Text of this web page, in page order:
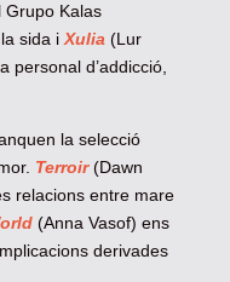
Grupo Kalas
la sida iXulia(Lur
personal d’addicció,
la selecció
Terroir(Dawn
relacions entre mare
(Anna Vasof) ens
derivades